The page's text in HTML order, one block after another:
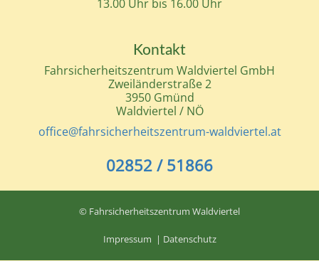
13.00 Uhr bis 16.00 Uhr
Kontakt
Fahrsicherheitszentrum Waldviertel GmbH
Zweiländerstraße 2
3950 Gmünd
Waldviertel / NÖ
office@fahrsicherheitszentrum-waldviertel.at
02852 / 51866
© Fahrsicherheitszentrum Waldviertel
Impressum | Datenschutz